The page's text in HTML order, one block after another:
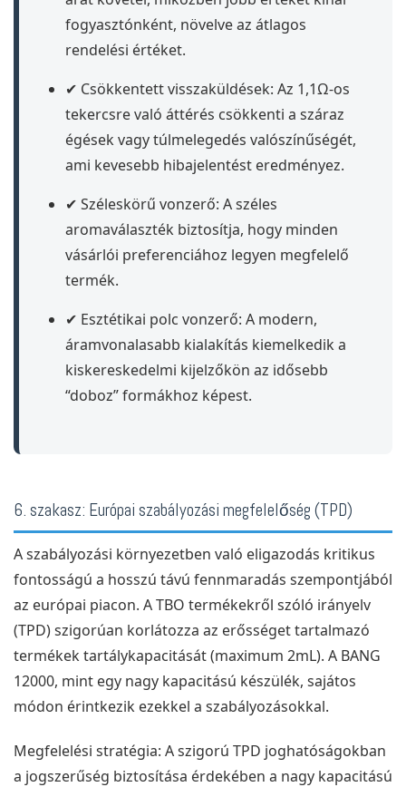
fogyasztónként, növelve az átlagos
rendelési értéket.
✔ Csökkentett visszaküldések: Az 1,1Ω-os
tekercsre való áttérés csökkenti a száraz
égések vagy túlmelegedés valószínűségét,
ami kevesebb hibajelentést eredményez.
✔ Széleskörű vonzerő: A széles
aromaválaszték biztosítja, hogy minden
vásárlói preferenciához legyen megfelelő
termék.
✔ Esztétikai polc vonzerő: A modern,
áramvonalasabb kialakítás kiemelkedik a
kiskereskedelmi kijelzőkön az idősebb
“doboz” formákhoz képest.
6. szakasz: Európai szabályozási megfelelőség (TPD)
A szabályozási környezetben való eligazodás kritikus
fontosságú a hosszú távú fennmaradás szempontjából
az európai piacon. A TBO termékekről szóló irányelv
(TPD) szigorúan korlátozza az erősséget tartalmazó
termékek tartálykapacitását (maximum 2mL). A BANG
12000, mint egy nagy kapacitású készülék, sajátos
módon érintkezik ezekkel a szabályozásokkal.
Megfelelési stratégia: A szigorú TPD joghatóságokban
a jogszerűség biztosítása érdekében a nagy kapacitású